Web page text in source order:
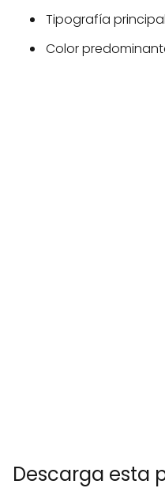
Tipografía
Color
Descarga esta